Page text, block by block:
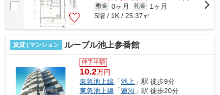
敷金 0ヶ月 礼金
1ヶ月
5階 / 1K / 25.37㎡
賃貸 | マンション ルーブル池上参番館
仲手半額
10.2万円
東急池上線 「池上 」駅 徒歩9分
東急池上線 「蓮沼 」駅 徒歩20分